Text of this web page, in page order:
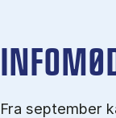
Fra september